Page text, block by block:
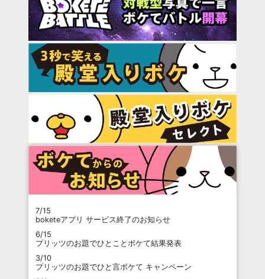
7/15
boketeアプリ サービス終了のお知らせ
6/15
プリッツのお題でひとことボケて結果発表
3/10
プリッツのお題でひと言ボケて キャンペーン